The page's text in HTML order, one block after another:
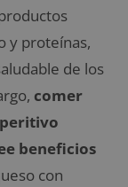
y proteínas,
de los
comer
beneficios
con